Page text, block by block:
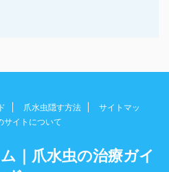
爪水虫隠す方法
サイトマッ
サイトについて
｜爪水虫の治療ガイ